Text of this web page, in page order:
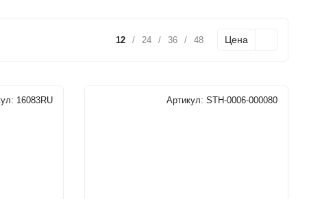
12 / 24 / 36 / 48 Цена
16083RU Артикул: STH-0006-000080